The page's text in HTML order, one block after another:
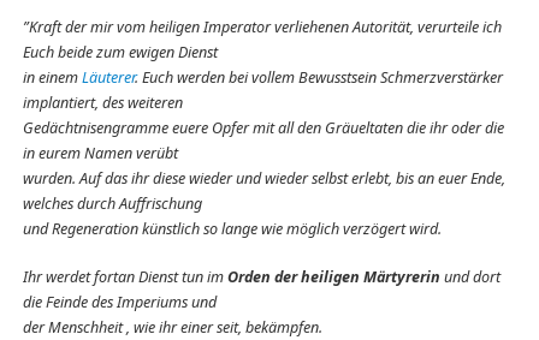
”Kraft der mir vom heiligen Imperator verliehenen Autorität, verurteile ich
Euch beide zum ewigen Dienst
in einemLäuterer. Euch werden bei vollem Bewusstsein Schmerzverstärker
implantiert, des weiteren
Gedächtnisengramme euere Opfer mit all den Gräueltaten die ihr oder die
in eurem Namen verübt
wurden. Auf das ihr diese wieder und wieder selbst erlebt, bis an euer Ende,
welches durch Auffrischung
und Regeneration künstlich so lange wie möglich verzögert wird.
Ihr werdet fortan Dienst tun imOrden der heiligen Märtyrerin und dort
die Feinde des Imperiums und
der Menschheit , wie ihr einer seit, bekämpfen.